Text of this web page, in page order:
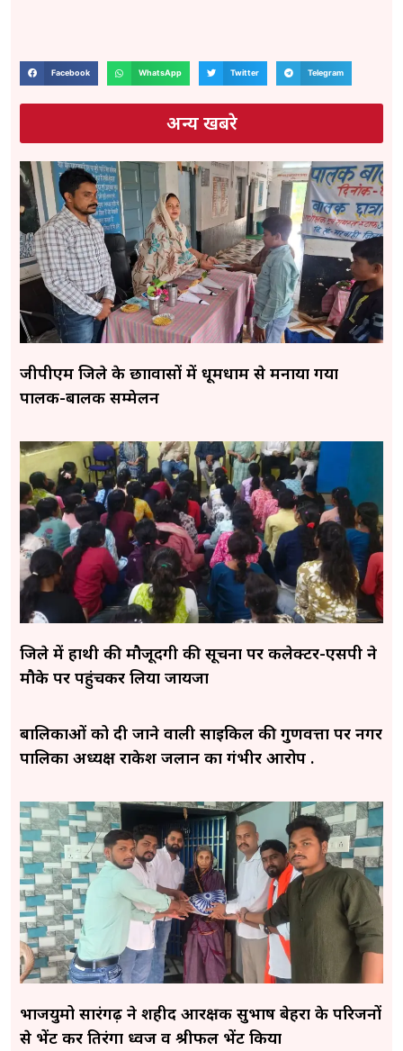
Facebook WhatsApp Twitter Telegram
अन्य खबरे
जीपीएम जिले के छात्रावासों में धूमधाम से मनाया गया
पालक-बालक सम्मेलन
जिले में हाथी की मौजूदगी की सूचना पर कलेक्टर-एसपी ने
मौके पर पहुंचकर लिया जायजा
बालिकाओं को दी जाने वाली साइकिल की गुणवत्ता पर नगर
पालिका अध्यक्ष राकेश जलान का गंभीर आरोप .
भाजयुमो सारंगढ़ ने शहीद आरक्षक सुभाष बेहरा के परिजनों
से भेंट कर तिरंगा ध्वज व श्रीफल भेंट किया